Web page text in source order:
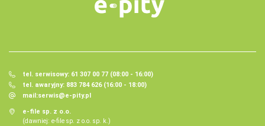
tel. serwisowy: 61 307 00 77 (08:00 - 16:00)
tel. awaryjny: 883 784 626 (16:00 - 18:00)
mail:serwis@e-pity.pl
e-file sp. z o.o.
(dawniej: e-file sp. z o.o. sp. k.)